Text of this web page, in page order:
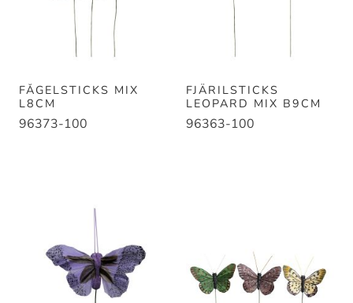
FÅGELSTICKS MIX
L8CM
96373-100
FJÄRILSTICKS
LEOPARD MIX B9CM
96363-100